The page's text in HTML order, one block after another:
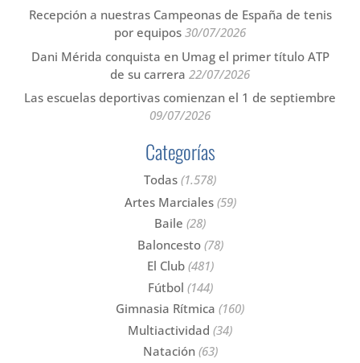
Recepción a nuestras Campeonas de España de tenis
por equipos 30/07/2026
Dani Mérida conquista en Umag el primer título ATP
de su carrera 22/07/2026
Las escuelas deportivas comienzan el 1 de septiembre
09/07/2026
Categorías
Todas (1.578)
Artes Marciales(59)
Baile (28)
Baloncesto(78)
El Club(481)
Fútbol (144)
Gimnasia Rítmica (160)
Multiactividad (34)
Natación(63)